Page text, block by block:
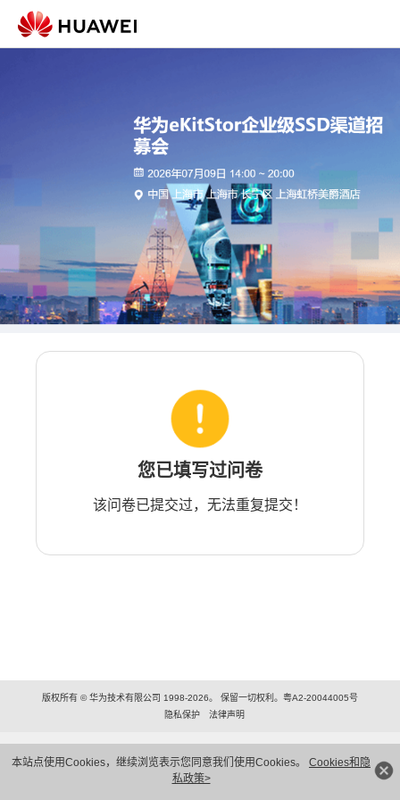
本站点使用Cookies，继续浏览表示您同意我们使用Cookies。 Cookies和隐
私政策>
您已填写过问卷
该问卷已提交过，无法重复提交！
版权所有 © 华为技术有限公司 1998-2026。 保留一切权利。粤A2-20044005号
隐私保护
法律声明